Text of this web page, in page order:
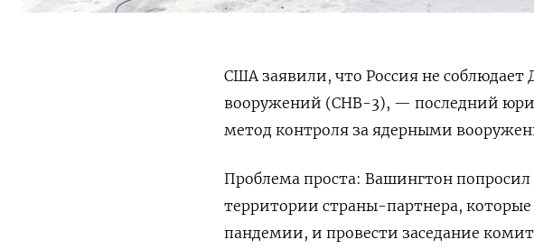
США заявили, что Россия не соблюдает
вооружений (СНВ-3), — последний
метод контроля за ядерными
Проблема проста: Вашингтон
территории страны-партнера,
пандемии, и провести заседание